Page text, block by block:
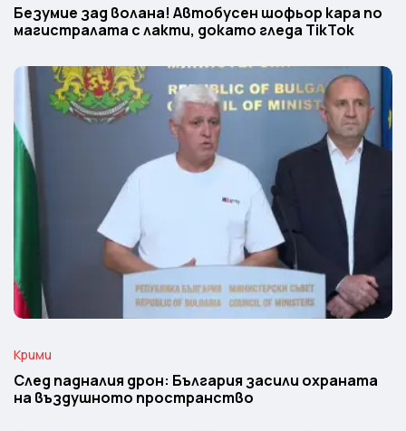
Безумие зад волана! Автобусен шофьор кара по
магистралата с лакти, докато гледа TikTok
Крими
След падналия дрон: България засили охраната
на въздушното пространство